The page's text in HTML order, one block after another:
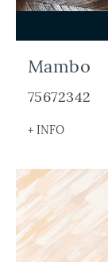
Mambo
75672342
+ INFO